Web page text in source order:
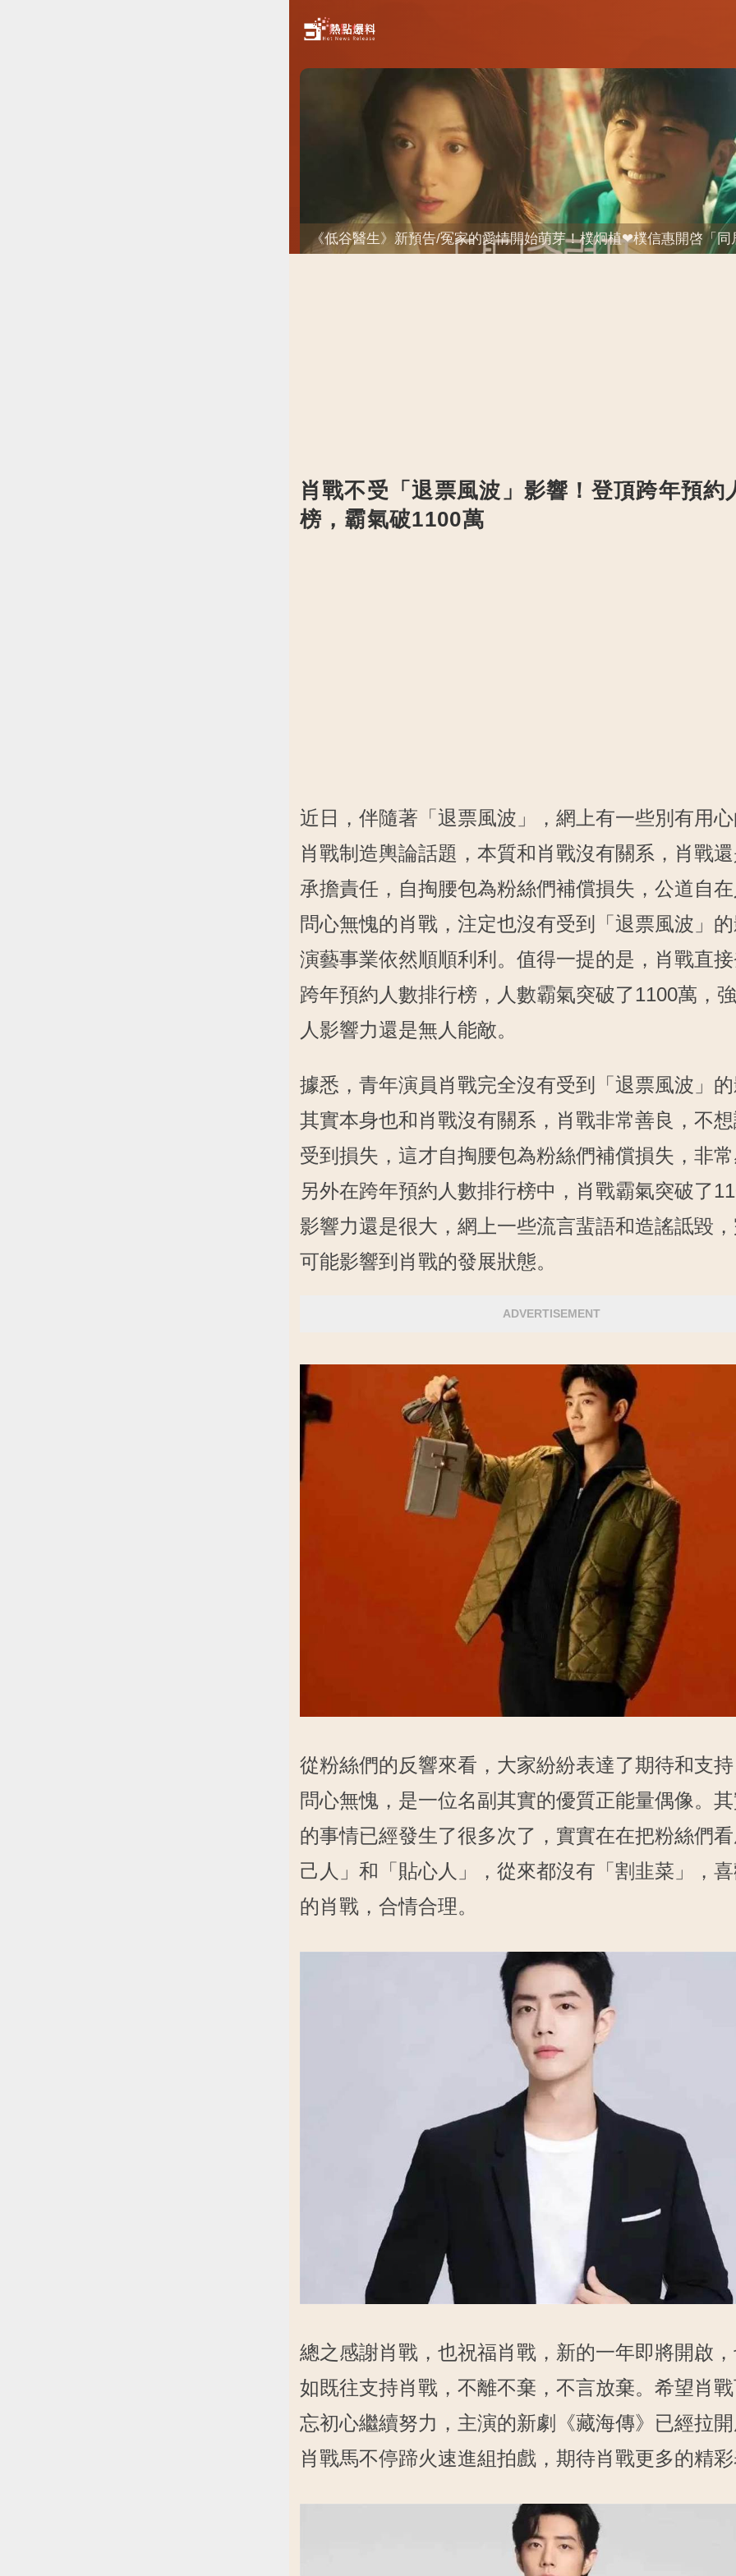
肖戰不受「退票風波」影響！登頂跨年預約
榜，霸氣破1100萬
近日，伴隨著「退票風波」，網上有一些別有用
肖戰制造輿論話題，本質和肖戰沒有關系，肖戰
承擔責任，自掏腰包為粉絲們補償損失，公道自
問心無愧的肖戰，注定也沒有受到「退票風波」
演藝事業依然順順利利。值得一提的是，肖戰直
跨年預約人數排行榜，人數霸氣突破了1100萬，
人影響力還是無人能敵。
據悉，青年演員肖戰完全沒有受到「退票風波」
其實本身也和肖戰沒有關系，肖戰非常善良，不
受到損失，這才自掏腰包為粉絲們補償損失，非
另外在跨年預約人數排行榜中，肖戰霸氣突破了
影響力還是很大，網上一些流言蜚語和造謠詆毀
可能影響到肖戰的發展狀態。
ADVERTISEMENT
從粉絲們的反響來看，大家紛紛表達了期待和支
問心無愧，是一位名副其實的優質正能量偶像。
的事情已經發生了很多次了，實實在在把粉絲們
己人」和「貼心人」，從來都沒有「割韭菜」，
的肖戰，合情合理。
總之感謝肖戰，也祝福肖戰，新的一年即將開啟
如既往支持肖戰，不離不棄，不言放棄。希望肖
忘初心繼續努力，主演的新劇《藏海傳》已經拉
肖戰馬不停蹄火速進組拍戲，期待肖戰更多的精